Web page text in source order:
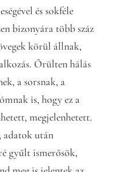
és sokféle
bizonyára több száz
körül állnak,
Őrülten hálás
a sorsnak, a
is, hogy ez a
megjelenhetett.
adatok után
gyűlt ismerősök,